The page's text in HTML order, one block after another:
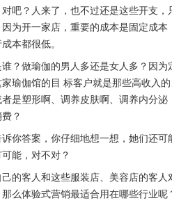
吧？人来了，也不过还是这些开支
为开一家店，重要的成本是固定成本
本都很低。
？做瑜伽的男人多还是女人多？因为
瑜伽馆的目 标客户就是那些高收入
是塑形啊、调养皮肤啊、调养内分
？
你答案，你仔细地想一想，她们还
能，对不对？
的客人和这些服装店、美容店的客人
么体验式营销最适合用在哪些行业